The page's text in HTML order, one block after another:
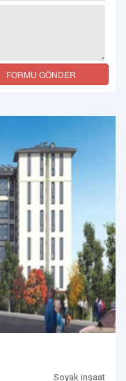
FORMU GÖNDER
Soyak inşaat